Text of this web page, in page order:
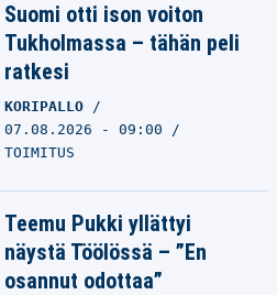
Suomi otti ison voiton
Tukholmassa – tähän peli
ratkesi
KORIPALLO
07.08.2026 - 09:00
TOIMITUS
Teemu Pukki yllättyi
näystä Töölössä – ”En
osannut odottaa”